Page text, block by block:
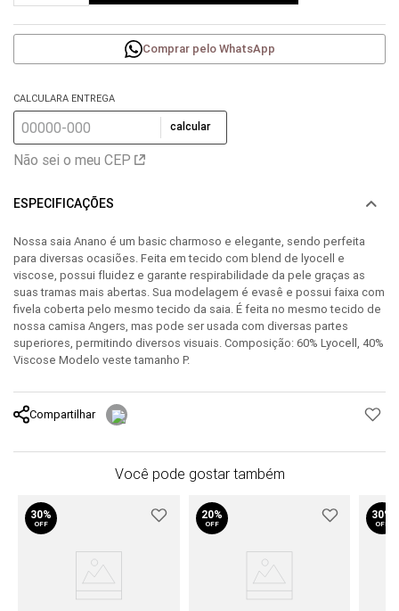
Comprar pelo WhatsApp
CALCULARA ENTREGA
calcular
Não sei o meu CEP
ESPECIFICAÇÕES
Nossa saia Anano é um basic charmoso e elegante, sendo perfeita
para diversas ocasiões. Feita em tecido com blend de lyocell e
viscose, possui fluidez e garante respirabilidade da pele graças as
suas tramas mais abertas. Sua modelagem é evasê e possui faixa com
fivela coberta pelo mesmo tecido da saia. É feita no mesmo tecido de
nossa camisa Angers, mas pode ser usada com diversas partes
superiores, permitindo diversos visuais. Composição: 60% Lyocell, 40%
Viscose Modelo veste tamanho P.
Compartilhar
Você pode gostar também
30%
OFF
20%
OFF
30%
OFF